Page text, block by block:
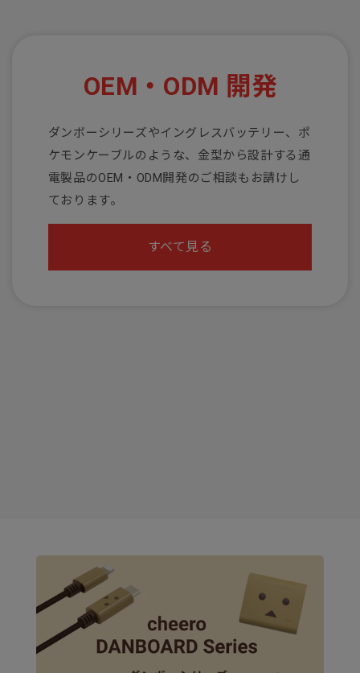
OEM・ODM 開発
ダンボーシリーズやイングレスバッテリー、ポ
ケモンケーブルのような、金型から設計する通
電製品のOEM・ODM開発のご相談もお請けし
ております。
すべて見る